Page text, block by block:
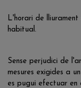
L'horari de
habitual.
Sense perjudici de
mesures exigides a
es pugui efectuar en